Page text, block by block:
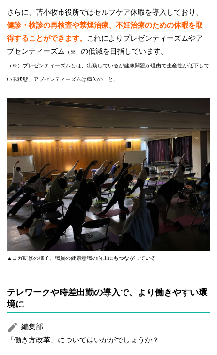
さらに、苫小牧市役所ではセルフケア休暇を導入しており、
健診・検診の再検査や禁煙治療、不妊治療のための休暇を取
得することができます。
これによりプレゼンティーズムやア
ブセンティーズム （※）の低減を目指しています。
（※）プレゼンティーズムとは、出勤しているが健康問題が理由で生産性が低下して
いる状態、アブセンティーズムは病欠のこと。
▲ヨガ研修の様子。職員の健康意識の向上にもつながっている
テレワークや時差出勤の導入で、より働きやすい環
境に
編集部
「働き方改革」についてはいかがでしょうか？